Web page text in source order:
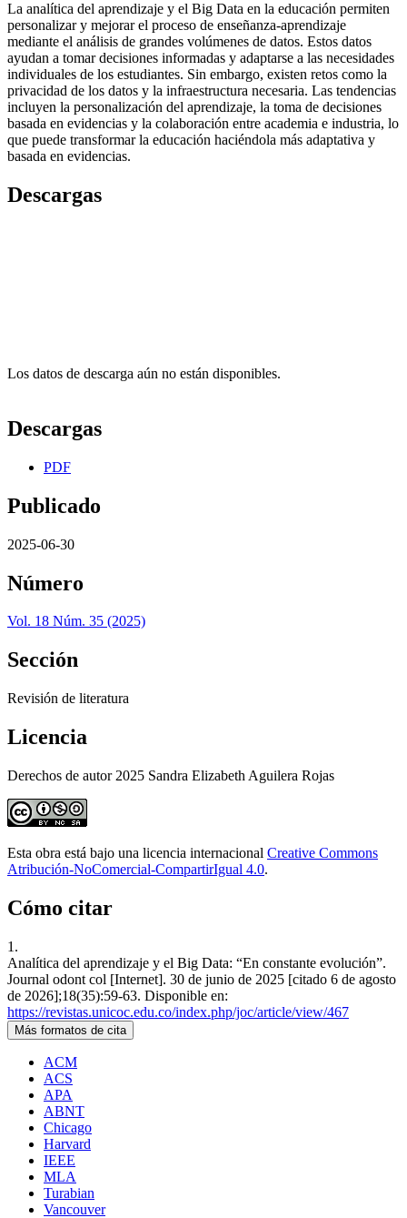
La analítica del aprendizaje y el Big Data en la educación permiten
personalizar y mejorar el proceso de enseñanza-aprendizaje
mediante el análisis de grandes volúmenes de datos. Estos datos
ayudan a tomar decisiones informadas y adaptarse a las necesidades
individuales de los estudiantes. Sin embargo, existen retos como la
privacidad de los datos y la infraestructura necesaria. Las tendencias
incluyen la personalización del aprendizaje, la toma de decisiones
basada en evidencias y la colaboración entre academia e industria, lo
que puede transformar la educación haciéndola más adaptativa y
basada en evidencias.
Descargas
Los datos de descarga aún no están disponibles.
Descargas
PDF
Publicado
2025-06-30
Número
Vol. 18 Núm. 35 (2025)
Sección
Revisión de literatura
Licencia
Derechos de autor 2025 Sandra Elizabeth Aguilera Rojas
Esta obra está bajo una licencia internacional Creative Commons
Atribución-NoComercial-CompartirIgual 4.0.
Cómo citar
1.
Analítica del aprendizaje y el Big Data: “En constante evolución”.
Journal odont col [Internet]. 30 de junio de 2025 [citado 6 de agosto
de 2026];18(35):59-63. Disponible en:
https://revistas.unicoc.edu.co/index.php/joc/article/view/467
Más formatos de cita
ACM
ACS
APA
ABNT
Chicago
Harvard
IEEE
MLA
Turabian
Vancouver